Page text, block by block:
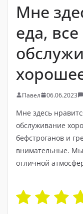
Мне
еда,
Павел 06.06.2023
Мне здесь
обслуживание
бефстроганов и
внимательные.
отличной